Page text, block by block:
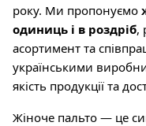
року. Ми пропонуємо
одиниць і в роздріб,
асортимент та
українськими
якість продукції та
Жіноче пальто — це